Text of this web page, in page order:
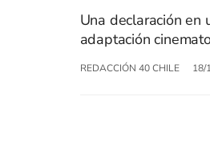
Una declaración en
adaptación
REDACCIÓN 40 CHILE 18/